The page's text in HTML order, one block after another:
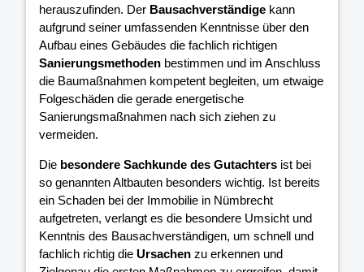
herauszufinden. Der Bausachverständige kann
aufgrund seiner umfassenden Kenntnisse über den
Aufbau eines Gebäudes die fachlich richtigen
Sanierungsmethoden bestimmen und im Anschluss
die Baumaßnahmen kompetent begleiten, um etwaige
Folgeschäden die gerade energetische
Sanierungsmaßnahmen nach sich ziehen zu
vermeiden.
Die besondere Sachkunde des Gutachters ist bei
so genannten Altbauten besonders wichtig. Ist bereits
ein Schaden bei der Immobilie in Nümbrecht
aufgetreten, verlangt es die besondere Umsicht und
Kenntnis des Bausachverständigen, um schnell und
fachlich richtig die Ursachen zu erkennen und